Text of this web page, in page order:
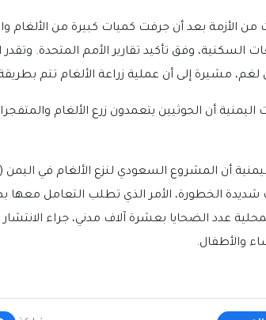
الأزمة بعد أن جرفت كميات كبيرة من الألغام
السكنية، وفق تأكيد تقارير الأمم المتحدة.
لغم، مشيرة إلى أن عملية زراعة الألغام تتم
أن الحوثيين يتعمدون زرع الألغام
أن المشروع السعودي لنزع الألغام في
شديدة الخطورة، الأمر الذي تطلب التعامل معها
عدد الضحايا بعشرة آلاف مدني، جراء الانتشار
والأطفال.